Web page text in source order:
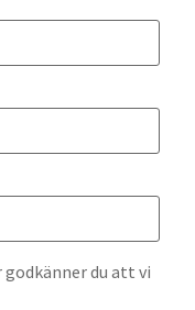
du att vi